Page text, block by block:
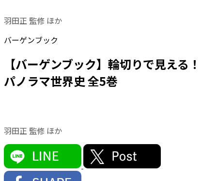
羽田正 監修 ほか
バーゲンブック
【バーゲンブック】輪切りで見える！
パノラマ世界史 全5巻
羽田正 監修 ほか